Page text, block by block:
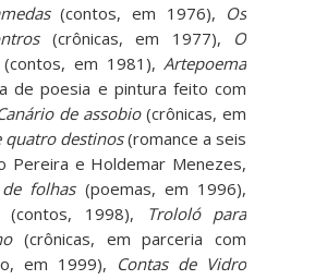
(contos, em 1976), Os
(crônicas, em 1977), O
em 1981), Artepoema
de poesia e pintura feito com
de assobio(crônicas, em
quatro destinos(romance a seis
Pereira e Holdemar Menezes,
folhas(poemas, em 1996),
1998),
Trololó para
(crônicas, em parceria com
em 1999), Contas de Vidro